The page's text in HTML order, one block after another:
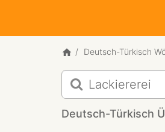
Deutsch-Türkisch
Deutsch-
Türkisch
Übersetzung
für
Deutsch-Türkisch